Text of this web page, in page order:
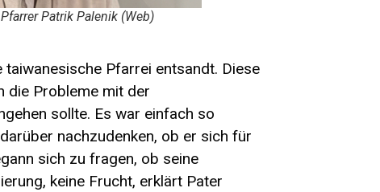
Pfarrer Patrik Palenik (Web)
Pfarrei entsandt. Diese
die Probleme mit der
sollte. Es war einfach so
nachzudenken, ob er sich für
sich zu fragen, ob seine
keine Frucht, erklärt Pater